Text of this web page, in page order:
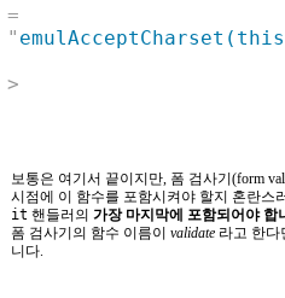
=
"
>
보통은 여기서 끝이지만, 폼 검사기(form
시점에 이 함수를 포함시켜야 할지 혼란스
it 핸들러의 가장 마지막에 포함되어야 합
폼 검사기의 함수 이름이 validate 라고 한다
니다.